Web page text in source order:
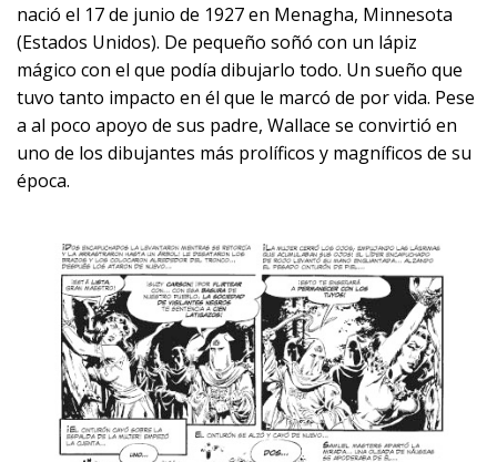
nació el 17 de junio de 1927 en Menagha, Minnesota
(Estados Unidos). De pequeño soñó con un lápiz
mágico con el que podía dibujarlo todo. Un sueño que
tuvo tanto impacto en él que le marcó de por vida. Pese
a al poco apoyo de sus padre, Wallace se convirtió en
uno de los dibujantes más prolíficos y magníficos de su
época.